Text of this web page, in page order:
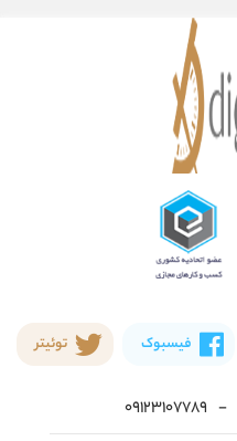
فیسبوک توئیتر
-
09123107789